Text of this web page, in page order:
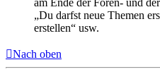
am Ende der Foren- und
„Du darfst neue Themen
erstellen“ usw.
Nach oben